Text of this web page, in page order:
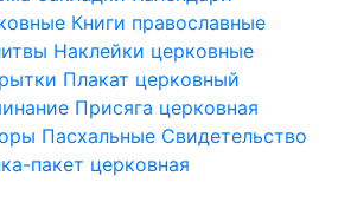
Книги православные
Наклейки церковные
Плакат церковный
Присяга церковная
Пасхальные Свидетельство
пакет церковная